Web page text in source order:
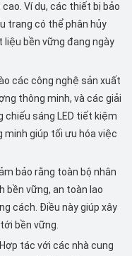
Ví dụ, các thiết bị bảo
trang có thể phân hủy
bền vững đang ngày
các công nghệ sản xuất
thông minh, và các giải
chiếu sáng LED tiết kiệm
minh giúp tối ưu hóa việc
bảo rằng toàn bộ nhân
bền vững, an toàn lao
cách. Điều này giúp xây
bền vững.
Hợp tác với các nhà cung